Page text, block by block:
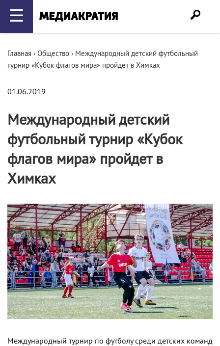
☰
Главная › Общество › Международный детский футбольный
турнир «Кубок флагов мира» пройдет в Химках
01.06.2019
Международный детский
футбольный турнир «Кубок
флагов мира» пройдет в
Химках
Международный турнир по футболу среди детских команд